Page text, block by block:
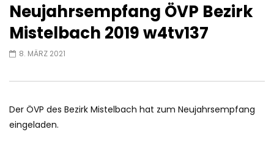
Neujahrsempfang ÖVP Bezirk
Mistelbach 2019 w4tv137
8. MÄRZ 2021
Der ÖVP des Bezirk Mistelbach hat zum Neujahrsempfang
eingeladen.